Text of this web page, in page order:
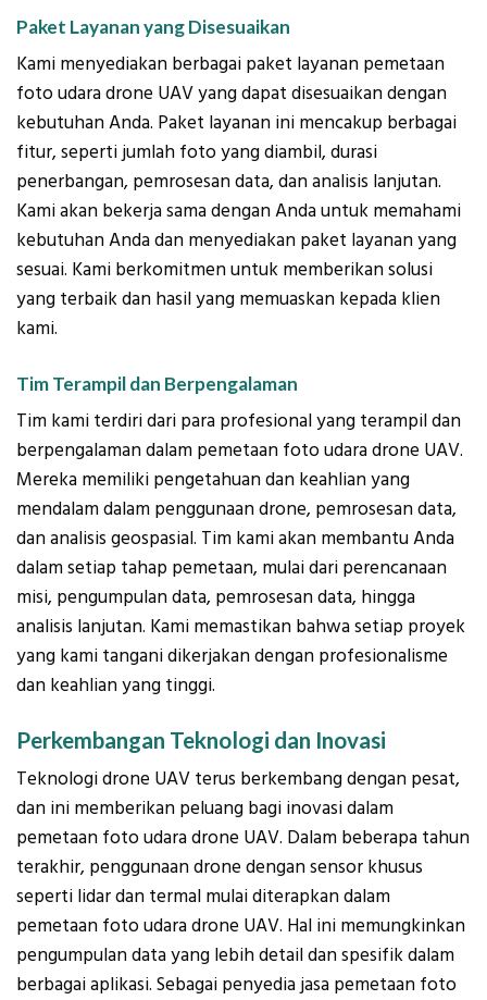
Paket Layanan yang Disesuaikan
Kami menyediakan berbagai paket layanan pemetaan
foto udara drone UAV yang dapat disesuaikan dengan
kebutuhan Anda. Paket layanan ini mencakup berbagai
fitur, seperti jumlah foto yang diambil, durasi
penerbangan, pemrosesan data, dan analisis lanjutan.
Kami akan bekerja sama dengan Anda untuk memahami
kebutuhan Anda dan menyediakan paket layanan yang
sesuai. Kami berkomitmen untuk memberikan solusi
yang terbaik dan hasil yang memuaskan kepada klien
kami.
Tim Terampil dan Berpengalaman
Tim kami terdiri dari para profesional yang terampil dan
berpengalaman dalam pemetaan foto udara drone UAV.
Mereka memiliki pengetahuan dan keahlian yang
mendalam dalam penggunaan drone, pemrosesan data,
dan analisis geospasial. Tim kami akan membantu Anda
dalam setiap tahap pemetaan, mulai dari perencanaan
misi, pengumpulan data, pemrosesan data, hingga
analisis lanjutan. Kami memastikan bahwa setiap proyek
yang kami tangani dikerjakan dengan profesionalisme
dan keahlian yang tinggi.
Perkembangan Teknologi dan Inovasi
Teknologi drone UAV terus berkembang dengan pesat,
dan ini memberikan peluang bagi inovasi dalam
pemetaan foto udara drone UAV. Dalam beberapa tahun
terakhir, penggunaan drone dengan sensor khusus
seperti lidar dan termal mulai diterapkan dalam
pemetaan foto udara drone UAV. Hal ini memungkinkan
pengumpulan data yang lebih detail dan spesifik dalam
berbagai aplikasi. Sebagai penyedia jasa pemetaan foto